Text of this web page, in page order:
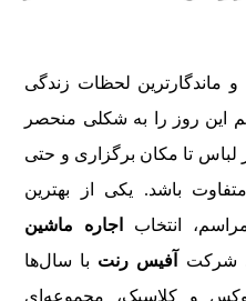
لحظات زندگی
این روز را به شکلی منحصر
لباس تا مکان برگزاری و حتی
باشد. یکی از بهترین
انتخاب
اجاره ماشین
شرکت آفیس رنت با سال‌ها
و کلاسیک، مجموعه‌ای